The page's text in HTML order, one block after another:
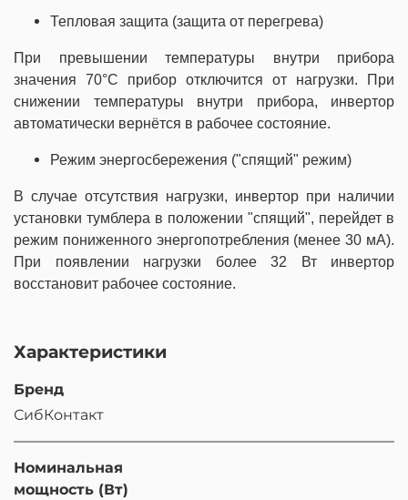
Тепловая защита (защита от перегрева)
При превышении температуры внутри прибора
значения 70°С прибор отключится от нагрузки. При
снижении температуры внутри прибора, инвертор
автоматически вернётся в рабочее состояние.
Режим энергосбережения ("спящий" режим)
В случае отсутствия нагрузки, инвертор при наличии
установки тумблера в положении "спящий", перейдет в
режим пониженного энергопотребления (менее 30 мА).
При появлении нагрузки более 32 Вт инвертор
восстановит рабочее состояние.
Характеристики
Бренд
СибКонтакт
Номинальная
мощность (Вт)